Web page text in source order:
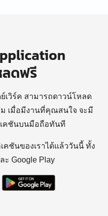
ลดฟรี
เวิร์ค สามารถดาวน์โหลด
เมื่อมีงานที่คุณสนใจ จะมี
คชันบนมือถือทันที
คชันของเราได้แล้ววันนี้ ทั้ง
ะ Google Play